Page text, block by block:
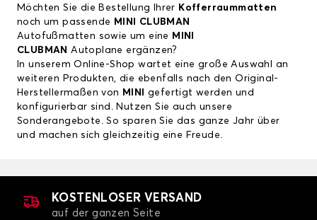
Möchten Sie die Bestellung Ihrer Kofferraummatten
noch um passende MINI CLUBMAN
Autofußmatten sowie um eine MINI
CLUBMAN Autoplane ergänzen?
In unserem Online-Shop wartet eine große Auswahl an
weiteren Produkten, die ebenfalls nach den Original-
Herstellermaßen von MINI gefertigt werden und
konfigurierbar sind. Nutzen Sie auch unsere
Sonderangebote. So sparen Sie das ganze Jahr über
und machen sich gleichzeitig eine Freude.
KOSTENLOSER VERSAND
auf der ganzen Seite